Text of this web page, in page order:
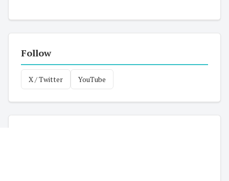
Follow
X / Twitter YouTube